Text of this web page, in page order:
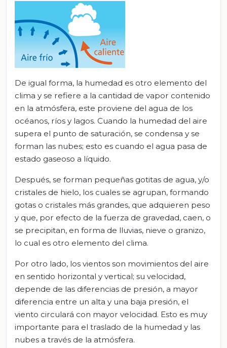
De igual forma, la humedad es otro elemento del
clima y se refiere a la cantidad de vapor contenido
en la atmósfera, este proviene del agua de los
océanos, ríos y lagos. Cuando la humedad del aire
supera el punto de saturación, se condensa y se
forman las nubes; esto es cuando el agua pasa de
estado gaseoso a líquido.
Después, se forman pequeñas gotitas de agua, y/o
cristales de hielo, los cuales se agrupan, formando
gotas o cristales más grandes, que adquieren peso
y que, por efecto de la fuerza de gravedad, caen, o
se precipitan, en forma de lluvias, nieve o granizo,
lo cual es otro elemento del clima.
Por otro lado, los vientos son movimientos del aire
en sentido horizontal y vertical; su velocidad,
depende de las diferencias de presión, a mayor
diferencia entre un alta y una baja presión, el
viento circulará con mayor velocidad. Esto es muy
importante para el traslado de la humedad y las
nubes a través de la atmósfera.